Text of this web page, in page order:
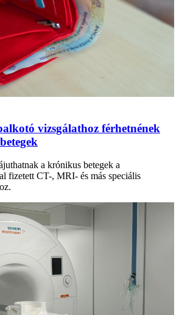
vizsgálathoz férhetnének
a krónikus betegek a
fizetett CT-, MRI- és más speciális